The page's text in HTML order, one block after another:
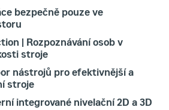
bezpečně pouze ve
| Rozpoznávání osob v
stroje
nástrojů pro efektivnější a
stroje
integrované nivelační 2D a 3D